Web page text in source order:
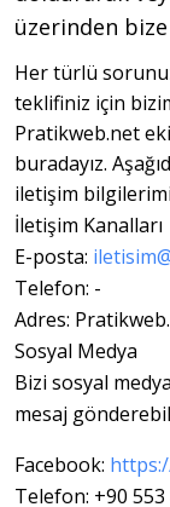
üzerinden
Her türlü
teklifiniz için
Pratikweb.net
buradayız.
iletişim
İletişim Kanalları
E-posta:
Telefon: -
Adres:
Sosyal Medya
Bizi sosyal
mesaj
Facebook:
Telefon: +90 553